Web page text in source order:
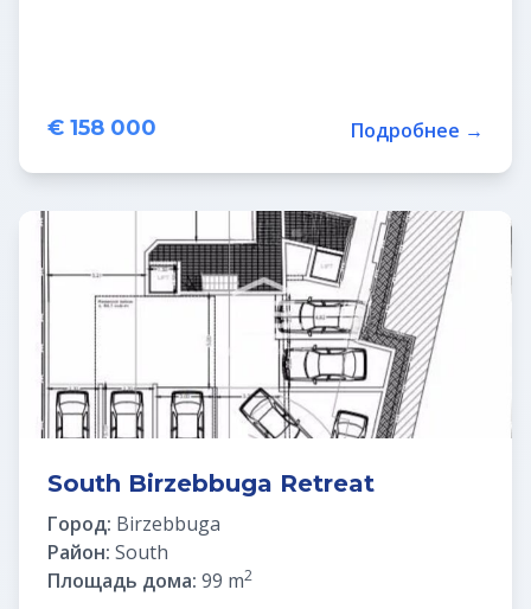
€ 158 000 Подробнее →
South Birzebbuga Retreat
Город: Birzebbuga
Район: South
Площадь дома: 99 m2